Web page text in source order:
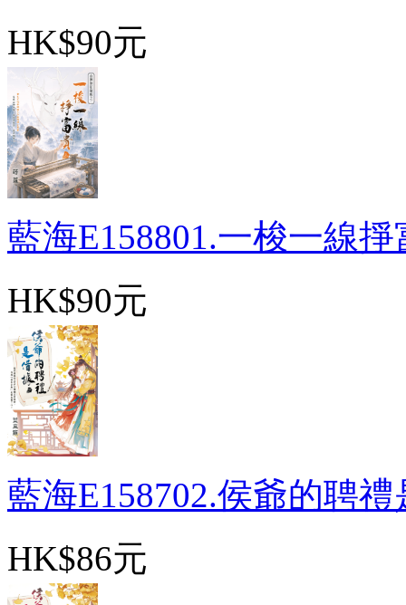
HK$90元
藍海E158801.一梭一線掙
HK$90元
藍海E158702.侯爺的聘禮
HK$86元